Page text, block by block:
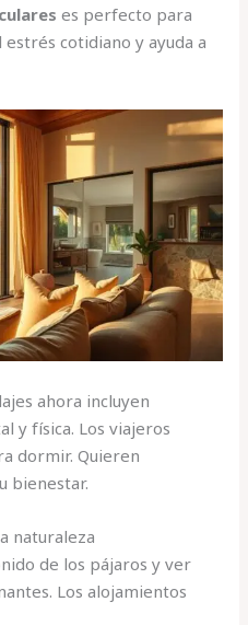
es perfecto para
cotidiano y ayuda a
ahora incluyen
y física. Los viajeros
dormir. Quieren
bienestar.
naturaleza
de los pájaros y ver
Los alojamientos